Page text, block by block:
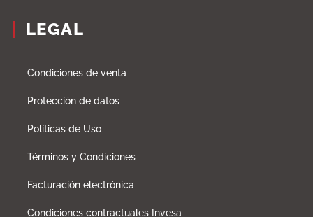
LEGAL
Condiciones de venta
Protección de datos
Políticas de Uso
Términos y Condiciones
Facturación electrónica
Condiciones contractuales Invesa